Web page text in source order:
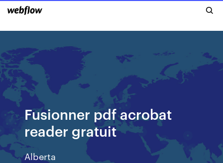
Fusionner pdf acrobat
reader gratuit
Alberta